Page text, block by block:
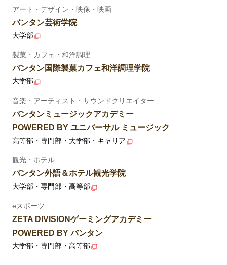
アート・デザイン・映像・映画
バンタン芸術学院
大学部
製菓・カフェ・和洋調理
バンタン国際製菓カフェ和洋調理学院
大学部
音楽・アーティスト・サウンドクリエイター
バンタンミュージックアカデミー
POWERED BY ユニバーサル ミュージック
高等部・専門部・大学部・キャリア
観光・ホテル
バンタン外語＆ホテル観光学院
大学部・専門部・高等部
eスポーツ
ZETA DIVISIONゲーミングアカデミー
POWERED BY バンタン
大学部・専門部・高等部